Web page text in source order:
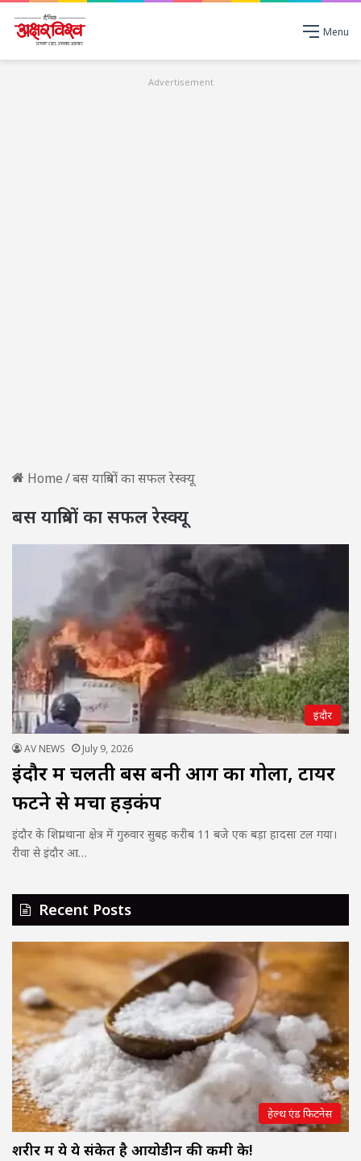
Menu
Advertisement
Home/बस यात्रियों का सफल रेस्क्यू
बस यात्रियों का सफल रेस्क्यू
इंदौर
AV NEWS July 9, 2026
इंदौर में चलती बस बनी आग का गोला, टायर
फटने से मचा हड़कंप
इंदौर के शिप्रा थाना क्षेत्र में गुरुवार सुबह करीब 11 बजे एक बड़ा हादसा टल गया।
रीवा से इंदौर आ…
Recent Posts
हेल्थ एंड फिटनेस
शरीर में ये ये संकेत है आयोडीन की कमी के!